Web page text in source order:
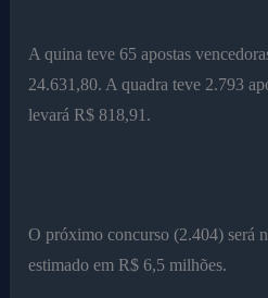
A quina teve 65 apostas
24.631,80. A quadra teve 2.793
levará R$ 818,91.
O próximo concurso (2.404) será
estimado em R$ 6,5 milhões.